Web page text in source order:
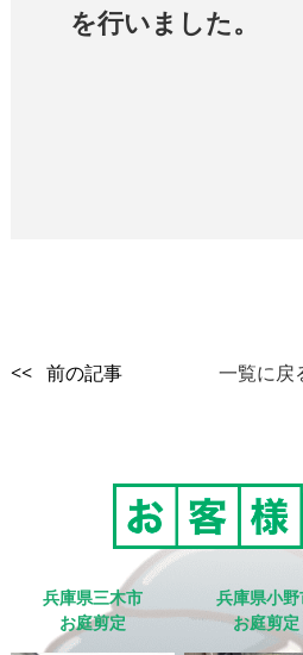
を行いました。
<< 前の記事 一覧に戻
兵庫県三木市
お庭剪定
兵庫県小
お庭剪定